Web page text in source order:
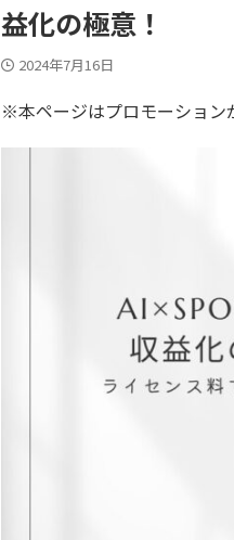
益化の極意！
2024年7月16日
※本ページはプロモーション